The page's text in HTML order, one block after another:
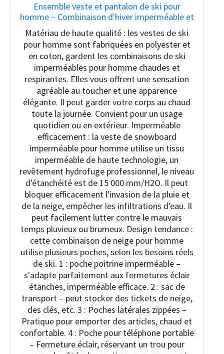
Ensemble veste et pantalon de ski pour
homme – Combinaison d'hiver imperméable et
coupe-vent à capuche – Combinaison de
snowboard 2 pièces, vert, X-Large
Matériau de haute qualité : les vestes de ski
pour homme sont fabriquées en polyester et
en coton, gardent les combinaisons de ski
imperméables pour homme chaudes et
respirantes. Elles vous offrent une sensation
agréable au toucher et une apparence
élégante. Il peut garder votre corps au chaud
toute la journée. Convient pour un usage
quotidien ou en extérieur. Imperméable
efficacement : la veste de snowboard
imperméable pour homme utilise un tissu
imperméable de haute technologie, un
revêtement hydrofuge professionnel, le niveau
d'étanchéité est de 15 000 mm/H2O. Il peut
bloquer efficacement l'invasion de la pluie et
de la neige, empêcher les infiltrations d'eau. Il
peut facilement lutter contre le mauvais
temps pluvieux ou brumeux. Design tendance :
cette combinaison de neige pour homme
utilise plusieurs poches, selon les besoins réels
de ski. 1 : poche poitrine imperméable –
s'adapte parfaitement aux fermetures éclair
étanches, imperméable efficace. 2 : sac de
transport – peut stocker des tickets de neige,
des clés, etc. 3 : Poches latérales zippées –
Pratique pour emporter des articles, chaud et
confortable. 4 : Poche pour téléphone portable
– Fermeture éclair, réservant un trou pour